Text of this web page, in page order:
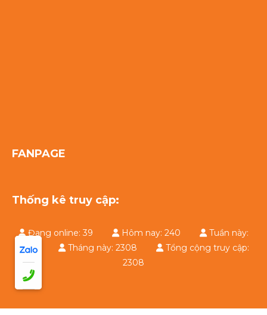
FANPAGE
Thống kê truy cập:
Đang online: 39 Hôm nay: 240
Tuần này:
2308
Tháng này: 2308
Tổng cộng truy cập:
2308